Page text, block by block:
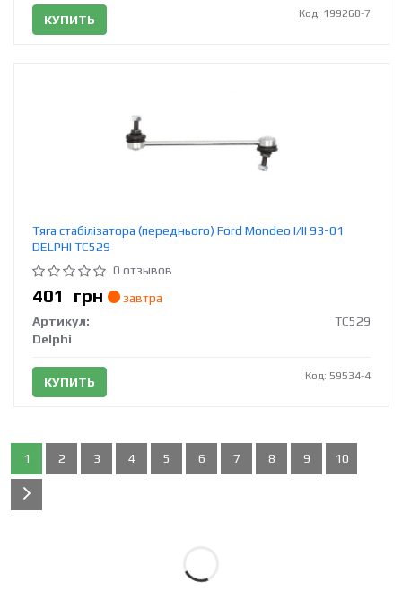
КУПИТЬ Код: 199268-7
Тяга стабілізатора (переднього) Ford Mondeo I/II 93-01
DELPHI TC529
0 отзывов
401 грн
завтра
Артикул:
TC529
Delphi
КУПИТЬ Код: 59534-4
1 2 3 4 5 6 7 8 9 10